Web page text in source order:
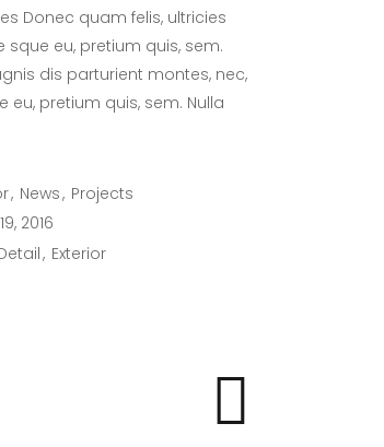
Donec quam felis, ultricies
sque eu, pretium quis, sem.
dis parturient montes, nec,
eu, pretium quis, sem. Nulla
News Projects
2016
Exterior